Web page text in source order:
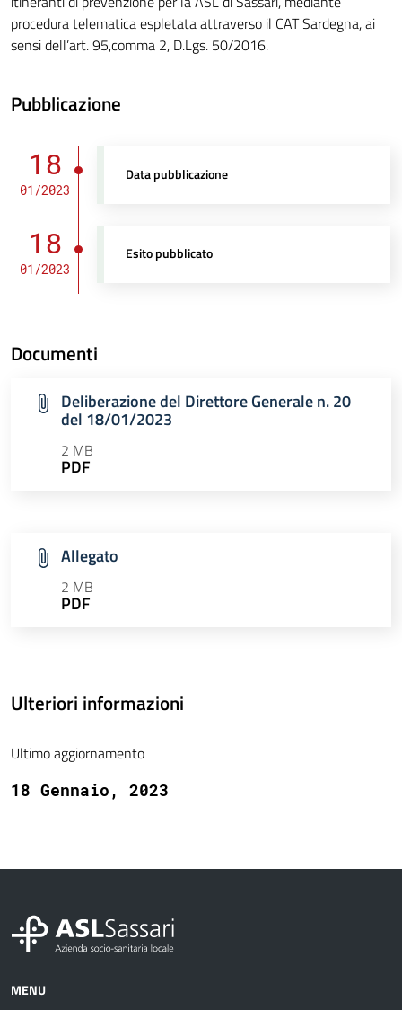
procedura telematica espletata attraverso il CAT Sardegna, ai
sensi dell’art. 95,comma 2, D.Lgs. 50/2016.
Pubblicazione
18
01/2023
Data pubblicazione
18
01/2023
Esito pubblicato
Documenti
Deliberazione del Direttore Generale n. 20
del 18/01/2023
2 MB
PDF
Allegato
2 MB
PDF
Ulteriori informazioni
Ultimo aggiornamento
18 Gennaio, 2023
MENU